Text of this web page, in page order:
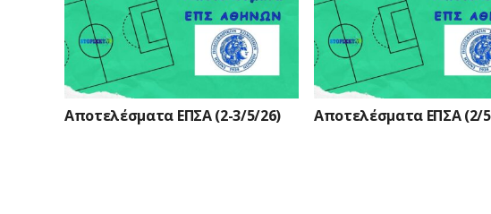
Αποτελέσματα ΕΠΣΑ (2-3/5/26) Αποτελέσματα ΕΠΣΑ (2/